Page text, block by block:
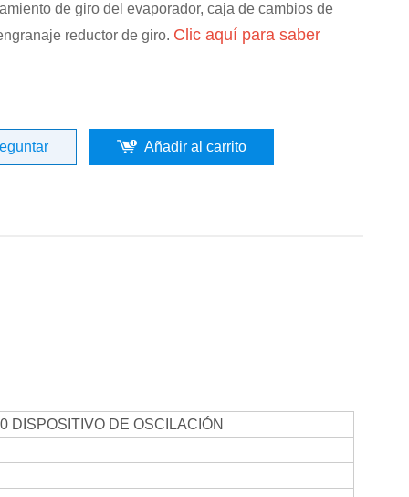
de giro del evaporador, caja de cambios de
reductor de giro. Clic aquí para saber
Añadir al carrito
DISPOSITIVO DE OSCILACIÓN